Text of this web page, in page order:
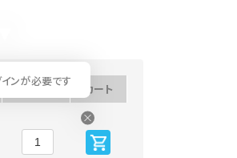
ンが必要です
数量 カート